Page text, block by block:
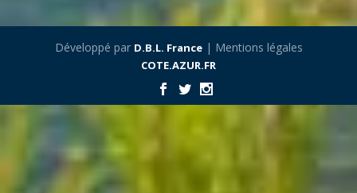
Développé par D.B.L. France| Mentions légales
COTE.AZUR.FR